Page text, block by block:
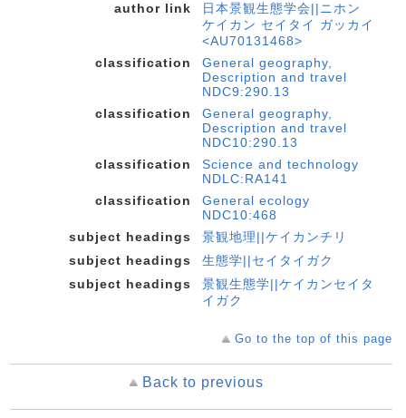
author link
日本景観生態学会||ニホン
ケイカン セイタイ ガッカイ
<AU70131468>
classification
General geography,
Description and travel
NDC9:290.13
classification
General geography,
Description and travel
NDC10:290.13
classification
Science and technology
NDLC:RA141
classification
General ecology
NDC10:468
subject headings
景観地理||ケイカンチリ
subject headings
生態学||セイタイガク
subject headings
景観生態学||ケイカンセイタ
イガク
Go to the top of this page
Back to previous